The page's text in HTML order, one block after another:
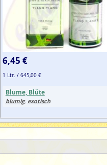
6,45 €
1 Ltr. / 645,00 €
Blume, Blüte
blumig, exotisch